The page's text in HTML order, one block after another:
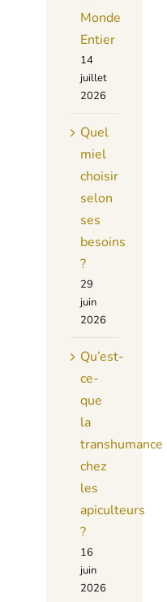
Monde
Entier
14
juillet
2026
Quel
miel
choisir
selon
ses
besoins
?
29
juin
2026
Qu’est-
ce-
que
la
transhumance
chez
les
apiculteurs
?
16
juin
2026